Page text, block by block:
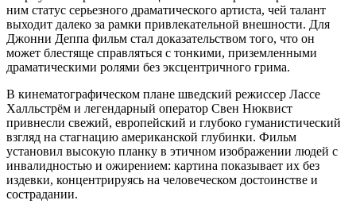
ним статус серьезного драматического артиста, чей талант
выходит далеко за рамки привлекательной внешности. Для
Джонни Деппа фильм стал доказательством того, что он
может блестяще справляться с тонкими, приземленными
драматическими ролями без эксцентричного грима.
В кинематографическом плане шведский режиссер Лассе
Халльстрём и легендарный оператор Свен Нюквист
привнесли свежий, европейский и глубоко гуманистический
взгляд на стагнацию американской глубинки. Фильм
установил высокую планку в этичном изображении людей с
инвалидностью и ожирением: картина показывает их без
издевки, концентрируясь на человеческом достоинстве и
сострадании.